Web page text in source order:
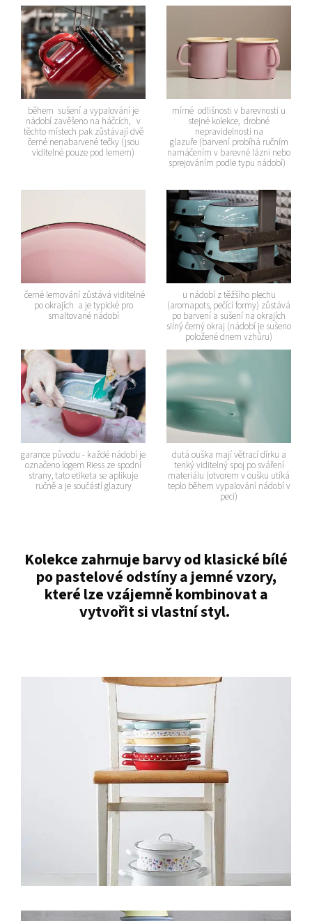
během sušení a vypalování je
nádobí zavěšeno na háčcích, v
těchto místech pak zůstávají dvě
černé nenabarvené tečky (jsou
viditelné pouze pod lemem)
mírné odlišnosti v barevnosti u
stejné kolekce, drobné
nepravidelnosti na
glazuře (barvení probíhá ručním
namáčením v barevné lázni nebo
sprejováním podle typu nádobí)
černé lemování zůstává viditelné
po okrajích a je typické pro
smaltované nádobí
u nádobí z těžšího plechu
(aromapots, pečící formy) zůstává
po barvení a sušení na okrajích
silný černý okraj (nádobí je sušeno
položené dnem vzhůru)
garance původu - každé nádobí je
označeno logem Riess ze spodní
strany, tato etiketa se aplikuje
ručně a je součástí glazury
dutá ouška mají větrací dírku a
tenký viditelný spoj po sváření
materiálu (otvorem v oušku utíká
teplo během vypalování nádobí v
peci)
Kolekce zahrnuje barvy od klasické bílé
po pastelové odstíny a jemné vzory,
které lze vzájemně kombinovat a
vytvořit si vlastní styl.